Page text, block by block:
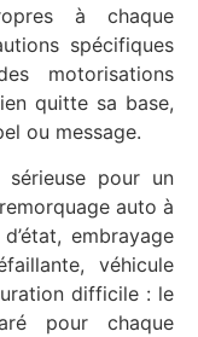
à chaque
spécifiques
motorisations
quitte sa base,
ou message.
sérieuse pour un
auto à
embrayage
véhicule
difficile : le
pour chaque